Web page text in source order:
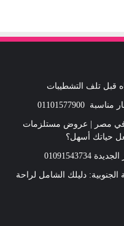
قبل تلف التشطيبات
مصر | عروض مستلزمات
حياتك أسهل؟
دليلك الشامل لراحة